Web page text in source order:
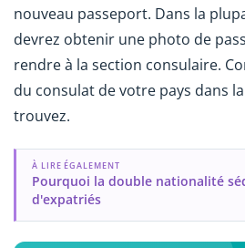
nouveau passeport. Dans la
devrez obtenir une photo de
rendre à la section consulaire.
du consulat de votre pays dans
trouvez.
À LIRE ÉGALEMENT
Pourquoi la double nationalité
d'expatriés